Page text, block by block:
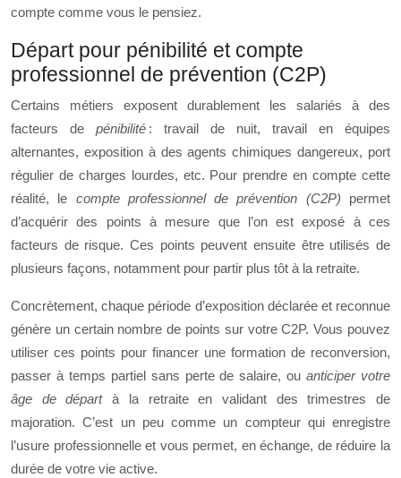
compte comme vous le pensiez.
Départ pour pénibilité et compte
professionnel de prévention (C2P)
Certains métiers exposent durablement les salariés à des
facteurs de pénibilité : travail de nuit, travail en équipes
alternantes, exposition à des agents chimiques dangereux, port
régulier de charges lourdes, etc. Pour prendre en compte cette
réalité, le compte professionnel de prévention (C2P) permet
d’acquérir des points à mesure que l’on est exposé à ces
facteurs de risque. Ces points peuvent ensuite être utilisés de
plusieurs façons, notamment pour partir plus tôt à la retraite.
Concrètement, chaque période d’exposition déclarée et reconnue
génère un certain nombre de points sur votre C2P. Vous pouvez
utiliser ces points pour financer une formation de reconversion,
passer à temps partiel sans perte de salaire, ouanticiper votre
âge de départà la retraite en validant des trimestres de
majoration. C’est un peu comme un compteur qui enregistre
l’usure professionnelle et vous permet, en échange, de réduire la
durée de votre vie active.